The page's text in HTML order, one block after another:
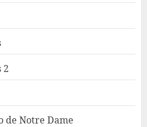
2
de Notre Dame